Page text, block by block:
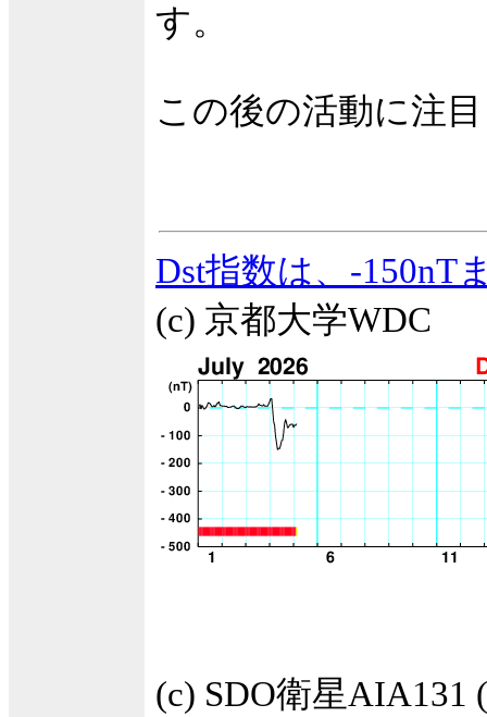
す。
この後の活動に注
Dst指数は、-150nT
(c) 京都大学WDC
(c) SDO衛星AIA131